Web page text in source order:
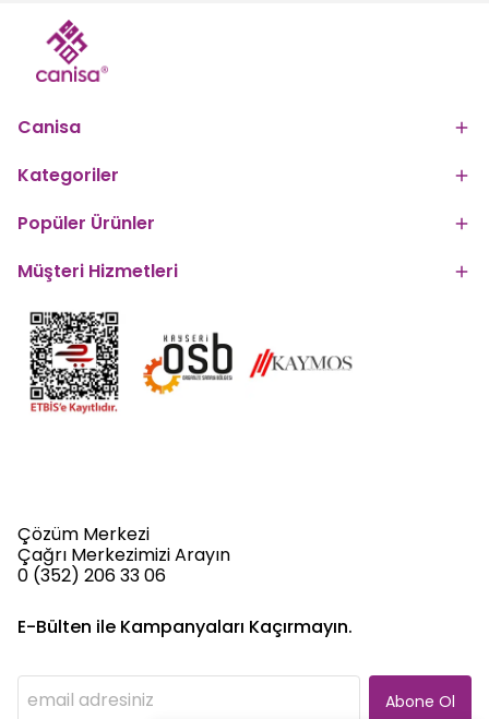
Canisa
Kategoriler
Popüler Ürünler
Müşteri Hizmetleri
Çözüm Merkezi
Çağrı Merkezimizi Arayın
0 (352) 206 33 06
E-Bülten ile Kampanyaları Kaçırmayın.
Abone Ol